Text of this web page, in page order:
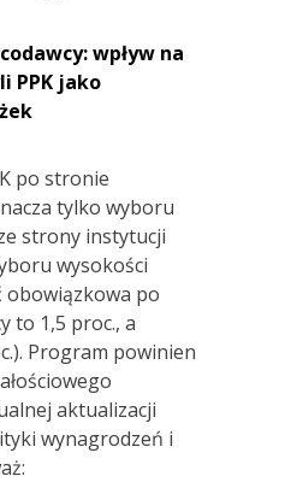
wpływ na
PPK jako
po stronie
tylko wyboru
strony instytucji
wysokości
obowiązkowa po
to 1,5 proc., a
Program powinien
aktualizacji
wynagrodzeń i